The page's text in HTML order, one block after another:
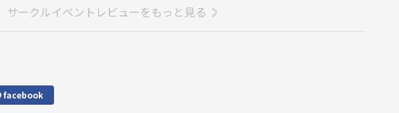
サークルイベントレビューをもっと見る
facebook